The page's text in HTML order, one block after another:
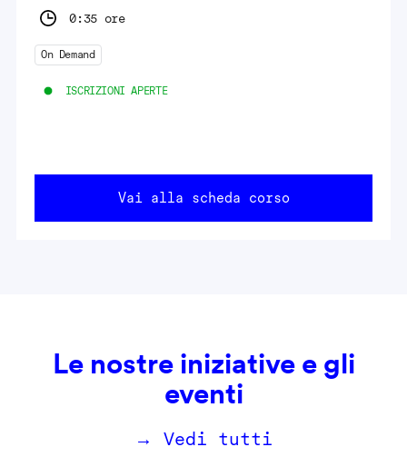
0:35 ore
On Demand
ISCRIZIONI APERTE
Vai alla scheda corso
Le nostre iniziative e gli
eventi
→ Vedi tutti